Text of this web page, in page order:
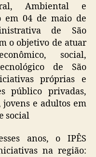
Ambiental e
em 04 de maio de
de São
o objetivo de atuar
social,
de São
próprias e
público privadas,
e adultos em
social
anos, o IPÊS
na região: